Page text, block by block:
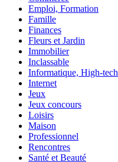
Emploi, Formation
Famille
Finances
Fleurs et Jardin
Immobilier
Inclassable
Informatique, High-tech
Internet
Jeux
Jeux concours
Loisirs
Maison
Professionnel
Rencontres
Santé et Beauté